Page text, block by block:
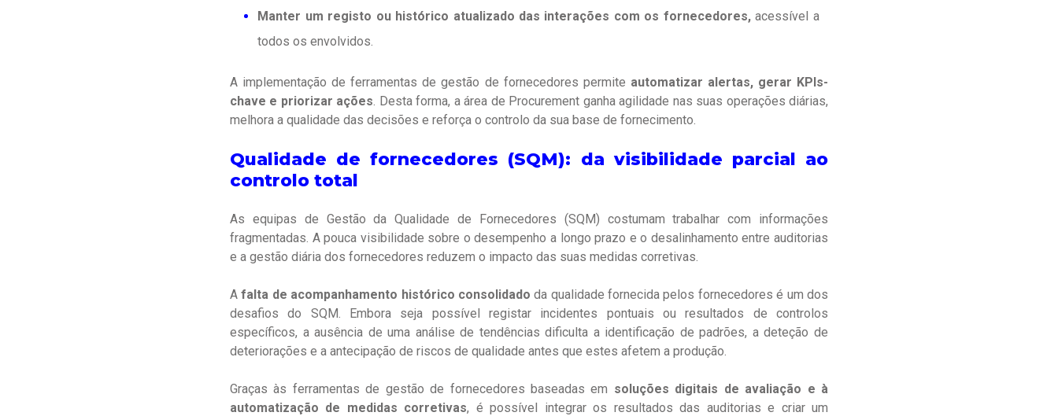
Manter um registo ou histórico atualizado das interações com os fornecedores,acessível a
todos os envolvidos.
A implementação de ferramentas de gestão de fornecedores permite automatizar alertas, gerar KPIs-
chave e priorizar ações. Desta forma, a área de Procurement ganha agilidade nas suas operações diárias,
melhora a qualidade das decisões e reforça o controlo da sua base de fornecimento.
Qualidade de fornecedores (SQM): da visibilidade parcial ao
controlo total
As equipas de Gestão da Qualidade de Fornecedores (SQM) costumam trabalhar com informações
fragmentadas. A pouca visibilidade sobre o desempenho a longo prazo e o desalinhamento entre auditorias
e a gestão diária dos fornecedores reduzem o impacto das suas medidas corretivas.
Afalta de acompanhamento histórico consolidado da qualidade fornecida pelos fornecedores é um dos
desafios do SQM. Embora seja possível registar incidentes pontuais ou resultados de controlos
específicos, a ausência de uma análise de tendências dificulta a identificação de padrões, a deteção de
deteriorações e a antecipação de riscos de qualidade antes que estes afetem a produção.
Graças às ferramentas de gestão de fornecedores baseadas em soluções digitais de avaliação e à
automatização de medidas corretivas, é possível integrar os resultados das auditorias e criar um